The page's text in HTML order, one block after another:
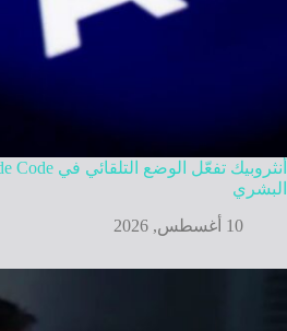
البشري
10 أغسطس, 2026